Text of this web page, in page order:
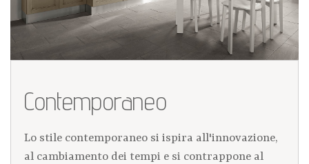
Contemporaneo
Lo stile contemporaneo si ispira all'innovazione,
al cambiamento dei tempi e si contrappone al